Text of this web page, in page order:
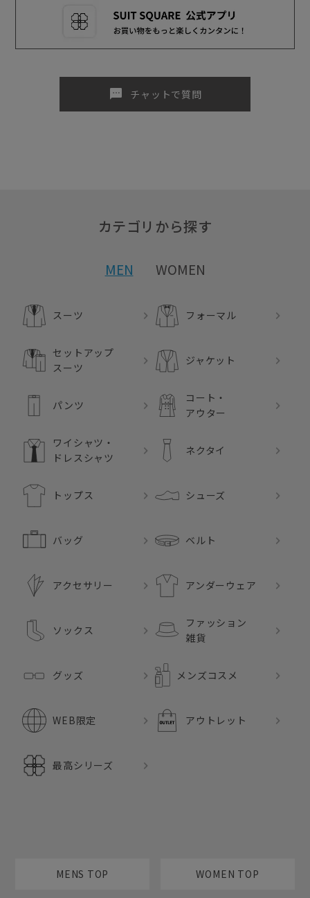
sms チャットで質問
カテゴリから探す
MEN WOMEN
スーツ フォーマル
セットアップ
スーツ
ジャケット
パンツ
コート・
アウター
ワイシャツ・
ドレスシャツ
ネクタイ
トップス シューズ
バッグ ベルト
アクセサリー アンダーウェア
ソックス
ファッション
雑貨
グッズ メンズコスメ
WEB限定 アウトレット
最高シリーズ
MENS TOP WOMEN TOP